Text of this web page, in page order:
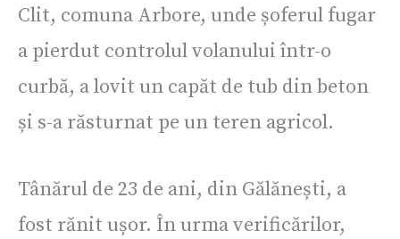
Clit, comuna Arbore, unde șoferul fugar
a pierdut controlul volanului într-o
curbă, a lovit un capăt de tub din beton
și s-a răsturnat pe un teren agricol.
Tânărul de 23 de ani, din Gălănești, a
fost rănit ușor. În urma verificărilor,